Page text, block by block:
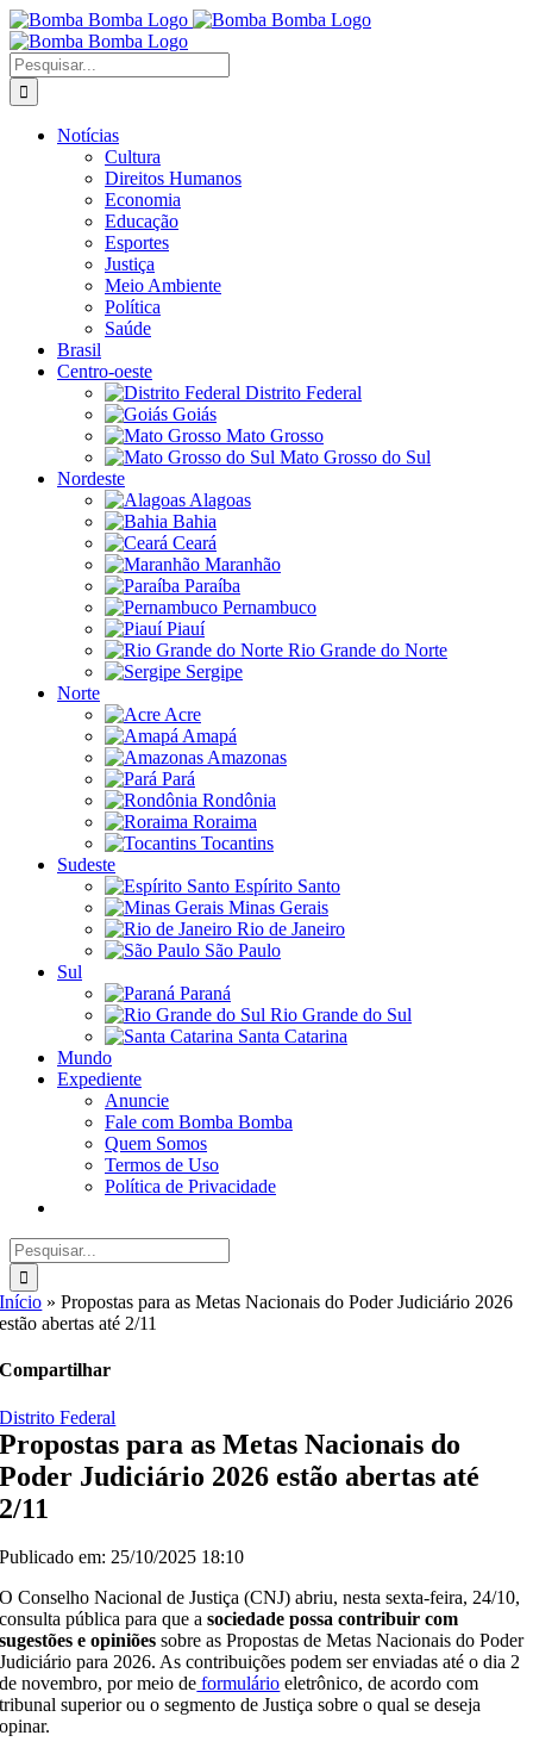
Ir
para
o
conteúdo
Buscar
resultados
para:
Notícias
Cultura
Direitos Humanos
Economia
Educação
Esportes
Justiça
Meio Ambiente
Política
Saúde
Brasil
Centro-oeste
Distrito Federal
Goiás
Mato Grosso
Mato Grosso do Sul
Nordeste
Alagoas
Bahia
Ceará
Maranhão
Paraíba
Pernambuco
Piauí
Rio Grande do Norte
Sergipe
Norte
Acre
Amapá
Amazonas
Pará
Rondônia
Roraima
Tocantins
Sudeste
Espírito Santo
Minas Gerais
Rio de Janeiro
São Paulo
Sul
Paraná
Rio Grande do Sul
Santa Catarina
Mundo
Expediente
Anuncie
Fale com Bomba Bomba
Quem Somos
Termos de Uso
Política de Privacidade
Buscar
resultados
para:
Início »Propostas para as Metas Nacionais do Poder Judiciário 2026
estão abertas até 2/11
Compartilhar
Distrito Federal
Propostas para as Metas Nacionais do
Poder Judiciário 2026 estão abertas até
2/11
Publicado em: 25/10/2025 18:10
O Conselho Nacional de Justiça (CNJ) abriu, nesta sexta-feira, 24/10,
consulta pública para que asociedade possa contribuir com
sugestões e opiniões sobre as Propostas de Metas Nacionais do Poder
Judiciário para 2026. As contribuições podem ser enviadas até o dia 2
de novembro, por meio de formulário eletrônico, de acordo com
tribunal superior ou o segmento de Justiça sobre o qual se deseja
opinar.